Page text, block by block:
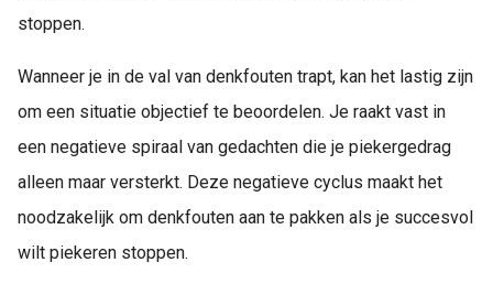
stoppen.
Wanneer je in de val van denkfouten trapt, kan het lastig zijn
om een situatie objectief te beoordelen. Je raakt vast in
een negatieve spiraal van gedachten die je piekergedrag
alleen maar versterkt. Deze negatieve cyclus maakt het
noodzakelijk om denkfouten aan te pakken als je succesvol
wilt piekeren stoppen.